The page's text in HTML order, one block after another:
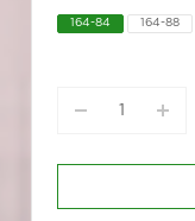
164-84 164-88